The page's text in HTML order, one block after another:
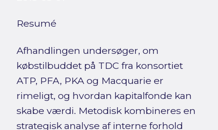
Resumé
Afhandlingen undersøger, om
købstilbuddet på TDC fra konsortiet
ATP, PFA, PKA og Macquarie er
rimeligt, og hvordan kapitalfonde kan
skabe værdi. Metodisk kombineres en
strategisk analyse af interne forhold